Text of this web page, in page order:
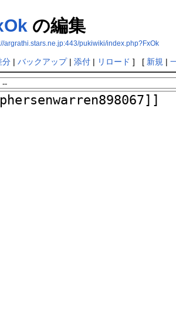
の編集
argrathi.stars.ne.jp:443/pukiwiki/index.php?FxOk
分| バックアップ| 添付| リロード ] [ 新規 |